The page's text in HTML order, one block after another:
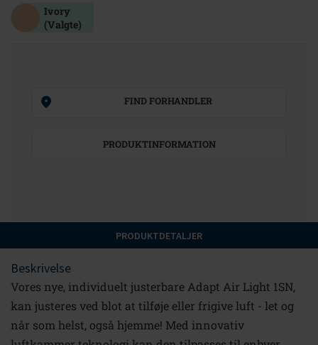
Ivory
(Valgte)
FIND FORHANDLER
PRODUKTINFORMATION
PRODUKTDETALJER
Beskrivelse
Vores nye, individuelt justerbare Adapt Air Light 1SN,
kan justeres ved blot at tilføje eller frigive luft - let og
når som helst, også hjemme! Med innovativ